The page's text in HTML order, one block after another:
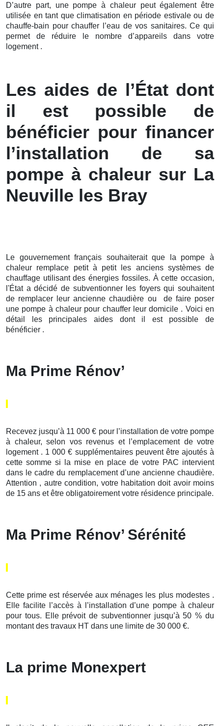
D’autre part, une pompe à chaleur peut également être
utilisée en tant que climatisation en période estivale ou de
chauffe-bain pour chauffer l’eau de vos sanitaires. Ce qui
permet de réduire le nombre d’appareils dans votre
logement .
Les aides de l’État dont
il est possible de
bénéficier pour financer
l’installation de sa
pompe à chaleur sur La
Neuville les Bray
Le gouvernement français souhaiterait que la pompe à
chaleur remplace petit à petit les anciens systèmes de
chauffage utilisant des énergies fossiles. À cette occasion,
l'État a décidé de subventionner les foyers qui souhaitent
de remplacer leur ancienne chaudière ou de faire poser
une pompe à chaleur pour chauffer leur domicile . Voici en
détail les principales aides dont il est possible de
bénéficier .
Ma Prime Rénov’
Recevez jusqu’à 11 000 € pour l’installation de votre pompe
à chaleur, selon vos revenus et l’emplacement de votre
logement . 1 000 € supplémentaires peuvent être ajoutés à
cette somme si la mise en place de votre PAC intervient
dans le cadre du remplacement d’une ancienne chaudière.
Attention , autre condition, votre habitation doit avoir moins
de 15 ans et être obligatoirement votre résidence principale.
Ma Prime Rénov’ Sérénité
Cette prime est réservée aux ménages les plus modestes .
Elle facilite l’accès à l’installation d’une pompe à chaleur
pour tous. Elle prévoit de subventionner jusqu’à 50 % du
montant des travaux HT dans une limite de 30 000 €.
La prime Monexpert